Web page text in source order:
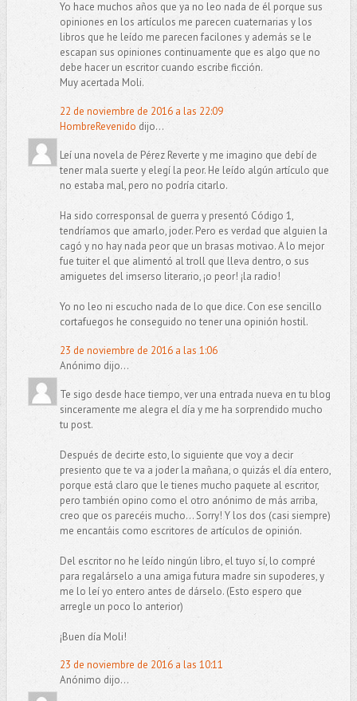
Yo hace muchos años que ya no leo nada de él porque sus
opiniones en los artículos me parecen cuaternarias y los
libros que he leído me parecen facilones y además se le
escapan sus opiniones continuamente que es algo que no
debe hacer un escritor cuando escribe ficción.
Muy acertada Moli.
22 de noviembre de 2016 a las 22:09
HombreRevenido dijo...
Leí una novela de Pérez Reverte y me imagino que debí de
tener mala suerte y elegí la peor. He leído algún artículo que
no estaba mal, pero no podría citarlo.
Ha sido corresponsal de guerra y presentó Código 1,
tendríamos que amarlo, joder. Pero es verdad que alguien la
cagó y no hay nada peor que un brasas motivao. A lo mejor
fue tuiter el que alimentó al troll que lleva dentro, o sus
amiguetes del imserso literario, ¡o peor! ¡la radio!
Yo no leo ni escucho nada de lo que dice. Con ese sencillo
cortafuegos he conseguido no tener una opinión hostil.
23 de noviembre de 2016 a las 1:06
Anónimo dijo...
Te sigo desde hace tiempo, ver una entrada nueva en tu blog
sinceramente me alegra el día y me ha sorprendido mucho
tu post.
Después de decirte esto, lo siguiente que voy a decir
presiento que te va a joder la mañana, o quizás el día entero,
porque está claro que le tienes mucho paquete al escritor,
pero también opino como el otro anónimo de más arriba,
creo que os parecéis mucho... Sorry! Y los dos (casi siempre)
me encantáis como escritores de artículos de opinión.
Del escritor no he leído ningún libro, el tuyo sí, lo compré
para regalárselo a una amiga futura madre sin supoderes, y
me lo leí yo entero antes de dárselo. (Esto espero que
arregle un poco lo anterior)
¡Buen día Moli!
23 de noviembre de 2016 a las 10:11
Anónimo dijo...